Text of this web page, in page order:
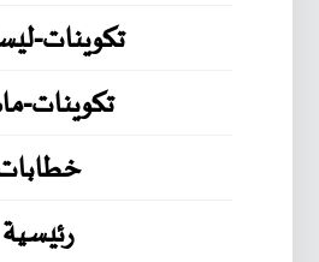
تكوينات-
تكوينات-
رئيسية